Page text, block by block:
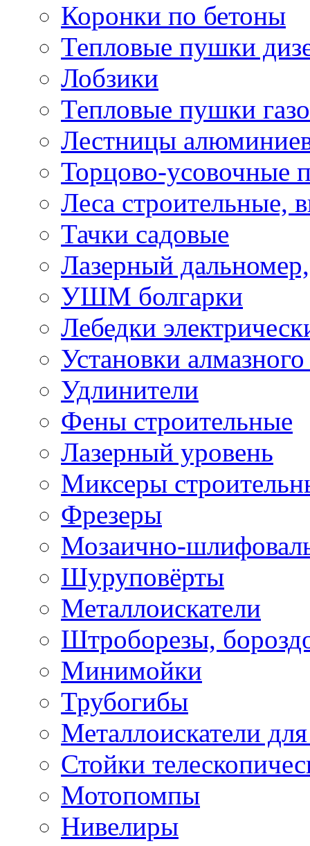
Коронки по бетоны
Тепловые пушки
Лобзики
Тепловые пушки
Лестницы
Торцово-усовочные
Леса строительные,
Тачки садовые
Лазерный дальномер,
УШМ болгарки
Лебедки
Установки
Удлинители
Фены строительные
Лазерный уровень
Миксеры
Фрезеры
Мозаично-
Шуруповёрты
Металлоискатели
Штроборезы,
Минимойки
Трубогибы
Металлоискатели
Стойки
Мотопомпы
Нивелиры